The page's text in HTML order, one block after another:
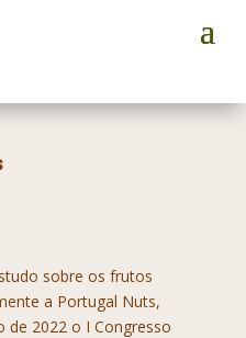
sobre os frutos
a Portugal Nuts,
de 2022 o I Congresso